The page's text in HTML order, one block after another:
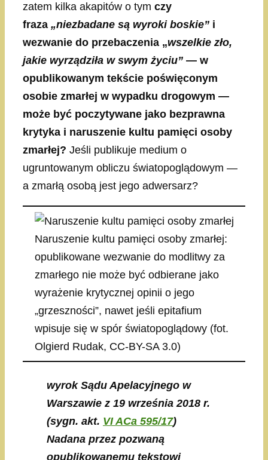
zatem kilka akapitów o tym czy
fraza „niezbadane są wyroki boskie” i
wezwanie do przebaczenia „wszelkie zło,
jakie wyrządziła w swym życiu” — w
opublikowanym tekście poświęconym
osobie zmarłej w wypadku drogowym —
może być poczytywane jako bezprawna
krytyka i naruszenie kultu pamięci osoby
zmarłej? Jeśli publikuje medium o
ugruntowanym obliczu światopoglądowym —
a zmarłą osobą jest jego adwersarz?
Naruszenie kultu pamięci osoby zmarłej:
opublikowane wezwanie do modlitwy za
zmarłego nie może być odbierane jako
wyrażenie krytycznej opinii o jego
„grzeszności”, nawet jeśli epitafium
wpisuje się w spór światopoglądowy (fot.
Olgierd Rudak, CC-BY-SA 3.0)
wyrok Sądu Apelacyjnego w
Warszawie z 19 września 2018 r.
(sygn. akt. VI ACa 595/17)
Nadana przez pozwaną
opublikowanemu tekstowi